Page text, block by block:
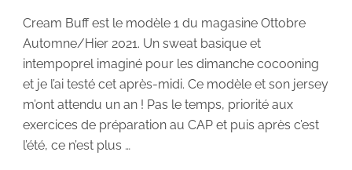
LE
PAR
OTTOBRE
Cream Buff est le modèle 1 du magasine Ottobre
Automne/Hier 2021. Un sweat basique et
intempoprel imaginé pour les dimanche cocooning
et je l’ai testé cet après-midi. Ce modèle et son jersey
m’ont attendu un an ! Pas le temps, priorité aux
exercices de préparation au CAP et puis après c’est
l’été, ce n’est plus …